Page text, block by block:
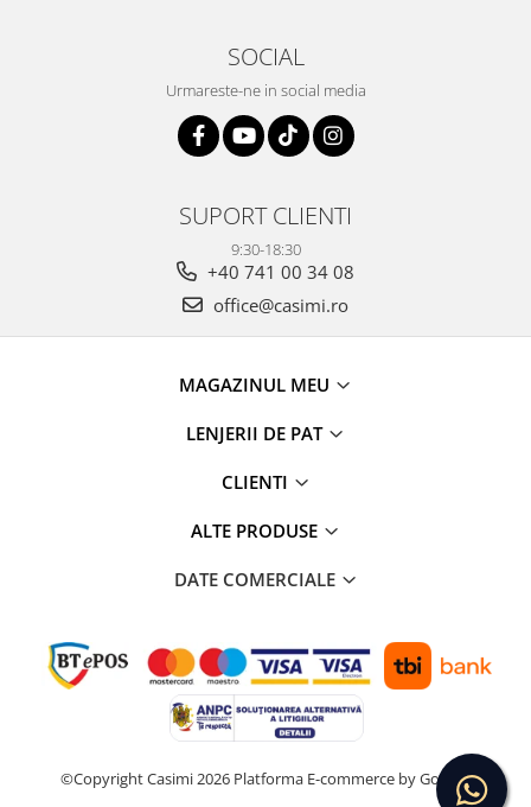
SOCIAL
Urmareste-ne in social media
SUPORT CLIENTI
9:30-18:30
+40 741 00 34 08
office@casimi.ro
MAGAZINUL MEU
LENJERII DE PAT
CLIENTI
ALTE PRODUSE
DATE COMERCIALE
©Copyright Casimi 2026 Platforma E-commerce by Gomag